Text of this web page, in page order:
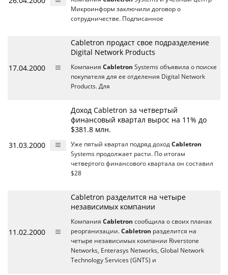
Микроинформ заключили договор о
сотрудничестве. Подписанное
17.04.2000
Cabletron продаст свое подразделение
Digital Network Products
Компания Cabletron Systems объявила о поиске
покупателя для ее отделения Digital Network
Products. Для
31.03.2000
Доход Cabletron за четвертый
финансовый квартал вырос на 11% до
$381.8 млн.
Уже пятый квартал подряд доход Cabletron
Systems продолжает расти. По итогам
четвертого финансового квартала он составил
$28
11.02.2000
Cabletron разделится на четыре
независимых компании
Компания Cabletron сообщила о своих планах
реорганизации. Cabletron разделится на
четыре независимых компании Riverstone
Networks, Enterasys Networks, Global Network
Technology Services (GNTS) и